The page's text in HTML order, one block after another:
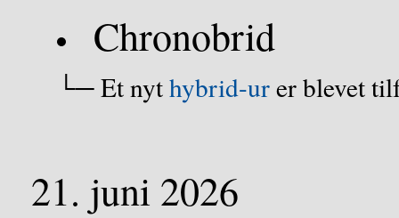
Chronobrid
└─ Et nythybrid-urer blevet
21. juni 2026